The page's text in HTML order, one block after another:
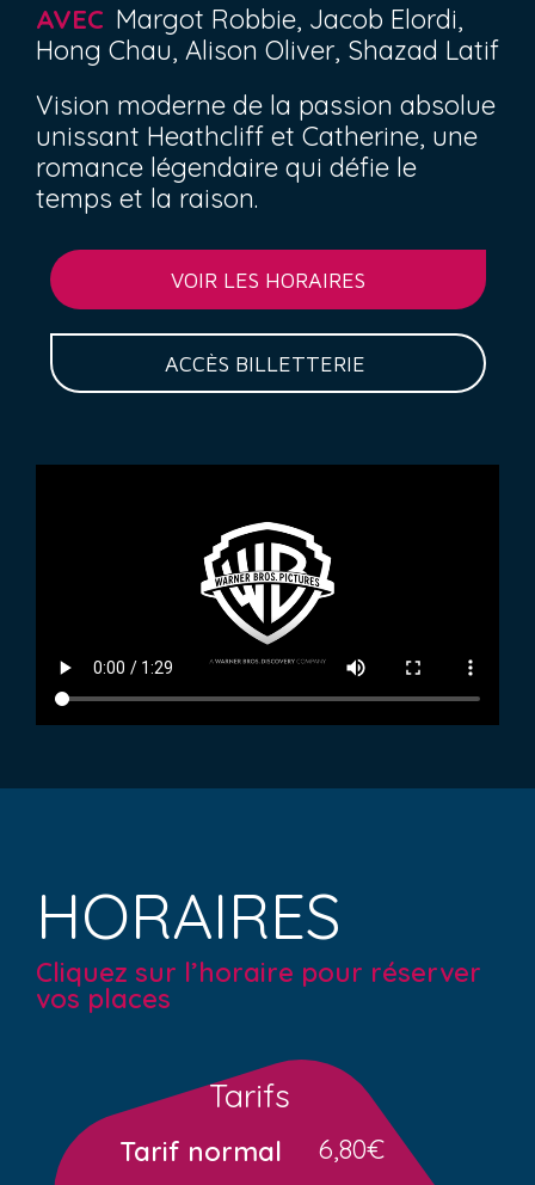
AVEC Margot Robbie, Jacob Elordi,
Hong Chau, Alison Oliver, Shazad Latif
Vision moderne de la passion absolue
unissant Heathcliff et Catherine, une
romance légendaire qui défie le
temps et la raison.
VOIR LES HORAIRES
ACCÈS BILLETTERIE
HORAIRES
Cliquez sur l’horaire pour réserver
vos places
Tarifs
Tarif normal
6,80€